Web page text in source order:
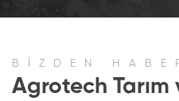
BİZDEN
Agrotech Tarım